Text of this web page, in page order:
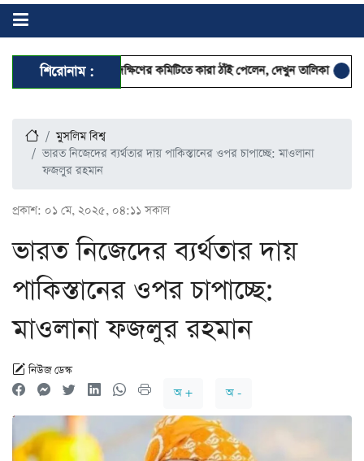
শিরোনাম :
ঢাকা মহানগর দক্ষিণের কমিটিতে কারা ঠাঁই পেলেন, দেখুন তালিকা ছুটিতেও
মুসলিম বিশ্ব
ভারত নিজেদের ব্যর্থতার দায় পাকিস্তানের ওপর চাপাচ্ছে: মাওলানা
ফজলুর রহমান
প্রকাশ: ০১ মে, ২০২৫, ০৪:১১ সকাল
ভারত নিজেদের ব্যর্থতার দায়
পাকিস্তানের ওপর চাপাচ্ছে:
মাওলানা ফজলুর রহমান
নিউজ ডেস্ক
অ +
অ -